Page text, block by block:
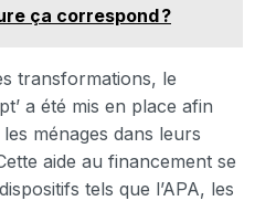
ça correspond ?
transformations, le
a été mis en place afin
ménages dans leurs
aide au financement se
tels que l’APA, les